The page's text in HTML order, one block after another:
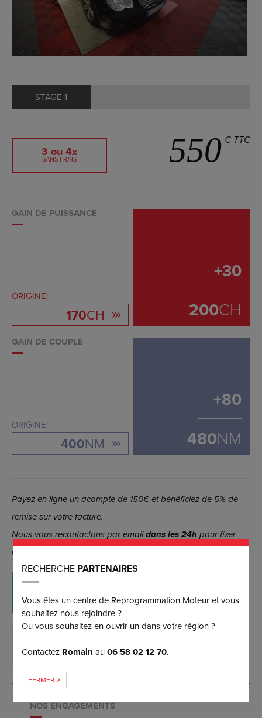
STAGE 1
3 ou 4x
SANS FRAIS 550 € TTC
GAIN DE PUISSANCE
ORIGINE:
170CH
+30
200CH
GAIN DE COUPLE
ORIGINE:
400NM
+80
480NM
Payez en ligne un acompte de 150€ et bénéficiez de 5% de
remise sur votre facture.
Nous vous recontactons par emaildans les 24h pour fixer
avec vous un rendez-vous selon vos disponibilités.
(et bénéficiez d’une remise de 5%)
DEMANDER PLUS D’INFORMATIONS
NOS ENGAGEMENTS
RECHERCHE PARTENAIRES
Vous êtes un centre de Reprogrammation Moteur et vous
souhaitez nous rejoindre ?
Ou vous souhaitez en ouvrir un dans votre région ?
Contactez Romain au06 58 02 12 70.
FERMER